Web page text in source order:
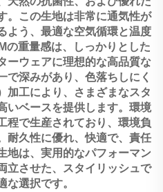
。この生地は非常に通気性が
よう、最適な空気循環と温度
の重量感は、しっかりとした
ーウェアに理想的な高品質な
で深みがあり、色落ちしにく
加工により、さまざまなスタ
いベースを提供します。環境
程で生産されており、環境負
耐久性に優れ、快適で、責任
地は、実用的なパフォーマン
立させた、スタイリッシュで
な選択です。